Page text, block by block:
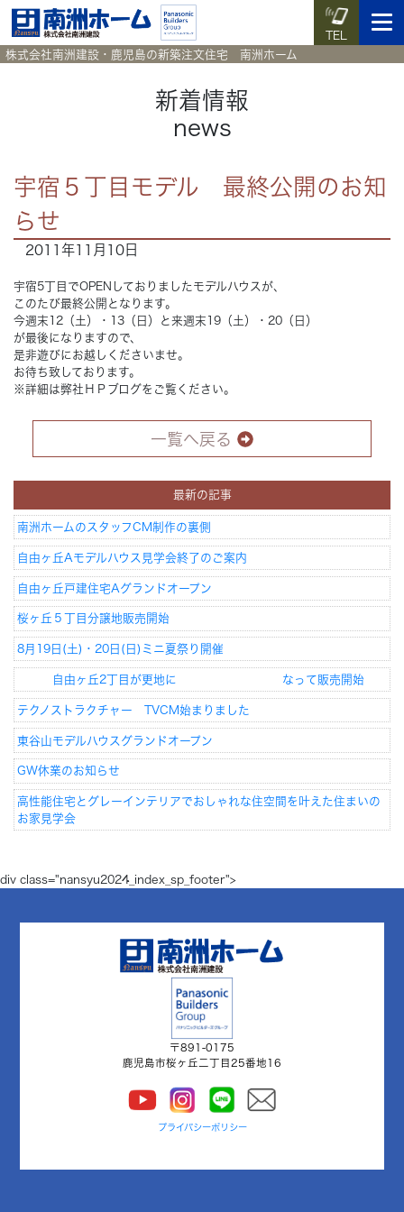
TEL
HOME
News 新着情報
Works 施工実例集
Voice お客様の声
Blog
テクノストラクチャーEX
株式会社南洲建設・鹿児島の新築注文住宅 南洲ホーム
新着情報
news
宇宿５丁目モデル 最終公開のお知
らせ
2011年11月10日
宇宿5丁目でOPENしておりましたモデルハウスが、
このたび最終公開となります。
今週末12（土）・13（日）と来週末19（土）・20（日）
が最後になりますので、
是非遊びにお越しくださいませ。
お待ち致しております。
※詳細は弊社ＨＰブログをご覧ください。
一覧へ戻る
最新の記事
南洲ホームのスタッフCM制作の裏側
自由ヶ丘Aモデルハウス見学会終了のご案内
自由ヶ丘戸建住宅Aグランドオープン
桜ヶ丘５丁目分譲地販売開始
8月19日(土)・20日(日)ミニ夏祭り開催
自由ヶ丘2丁目が更地に なって販売開始
テクノストラクチャー TVCM始まりました
東谷山モデルハウスグランドオープン
GW休業のお知らせ
高性能住宅とグレーインテリアでおしゃれな住空間を叶えた住まいの
お家見学会
div class="nansyu2024_index_sp_footer">
〒891-0175
鹿児島市桜ヶ丘二丁目25番地16
プライバシーポリシー